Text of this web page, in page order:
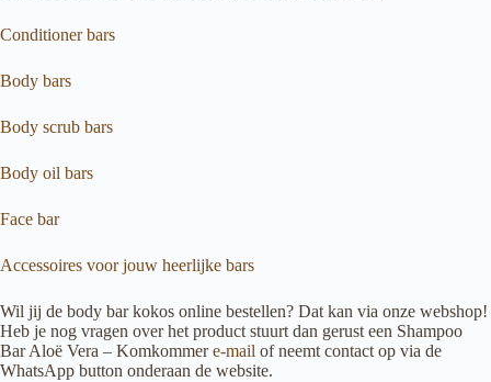
Conditioner bars
Body bars
Body scrub bars
Body oil bars
Face bar
Accessoires voor jouw heerlijke bars
Wil jij de body bar kokos online bestellen? Dat kan via onze webshop!
Heb je nog vragen over het product stuurt dan gerust een Shampoo
Bar Aloë Vera – Komkommere-mail of neemt contact op via de
WhatsApp button onderaan de website.